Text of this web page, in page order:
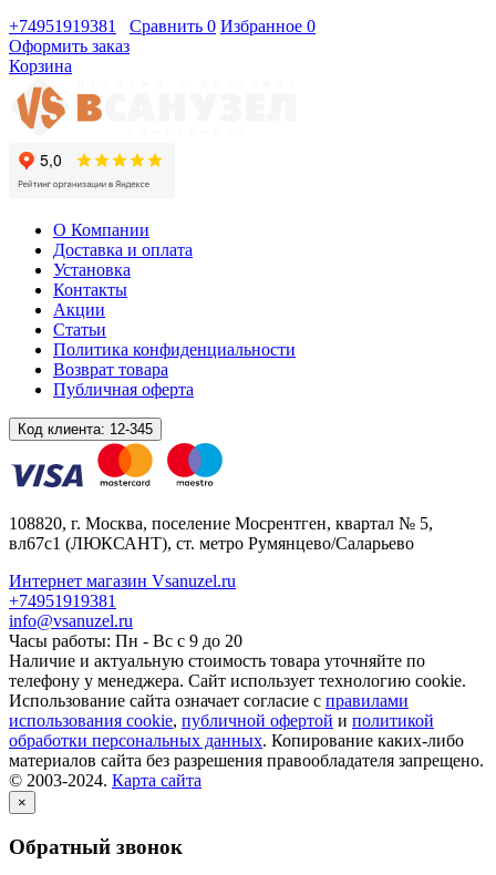
+74951919381
Сравнить 0 Избранное 0
Оформить заказ
Корзина
О Компании
Доставка и оплата
Установка
Контакты
Акции
Статьи
Политика конфиденциальности
Возврат товара
Публичная оферта
Код клиента: 12-345
108820, г. Москва, поселение Мосрентген, квартал № 5,
вл67с1 (ЛЮКСАНТ), ст. метро Румянцево/Саларьево
Интернет магазин Vsanuzel.ru
+74951919381
info@vsanuzel.ru
Часы работы: Пн - Вс с 9 до 20
Наличие и актуальную стоимость товара уточняйте по
телефону у менеджера. Сайт использует технологию cookie.
Использование сайта означает согласие с правилами
использования cookie, публичной офертой и политикой
обработки персональных данных. Копирование каких-либо
материалов сайта без разрешения правообладателя запрещено.
© 2003-2024. Карта сайта
×
Обратный звонок